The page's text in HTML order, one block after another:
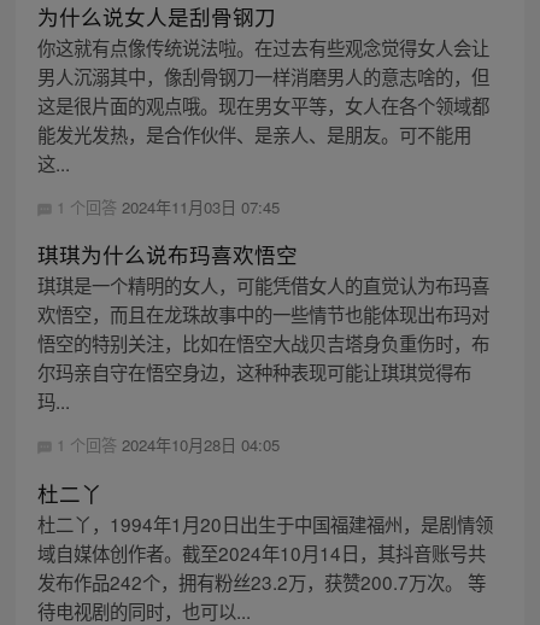
为什么说女人是刮骨钢刀
你这就有点像传统说法啦。在过去有些观念觉得女人会让
男人沉溺其中，像刮骨钢刀一样消磨男人的意志啥的，但
这是很片面的观点哦。现在男女平等，女人在各个领域都
能发光发热，是合作伙伴、是亲人、是朋友。可不能用
这...
1 个回答 2024年11月03日 07:45
琪琪为什么说布玛喜欢悟空
琪琪是一个精明的女人，可能凭借女人的直觉认为布玛喜
欢悟空，而且在龙珠故事中的一些情节也能体现出布玛对
悟空的特别关注，比如在悟空大战贝吉塔身负重伤时，布
尔玛亲自守在悟空身边，这种种表现可能让琪琪觉得布
玛...
1 个回答 2024年10月28日 04:05
杜二丫
杜二丫，1994年1月20日出生于中国福建福州，是剧情领
域自媒体创作者。截至2024年10月14日，其抖音账号共
发布作品242个，拥有粉丝23.2万，获赞200.7万次。 等
待电视剧的同时，也可以...